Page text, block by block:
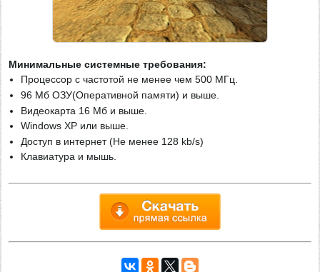
Минимальные системные требования:
Процессор с частотой не менее чем 500 МГц.
96 Мб ОЗУ(Оперативной памяти) и выше.
Видеокарта 16 Мб и выше.
Windows XP или выше.
Доступ в интернет (Не менее 128 kb/s)
Клавиатура и мышь.